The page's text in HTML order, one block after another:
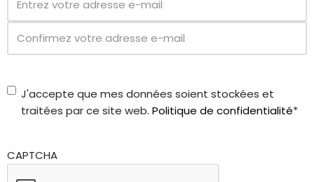
Consenso
Privacy*
J'accepte que mes données soient stockées et
traitées par ce site web. Politique de confidentialité*
CAPTCHA